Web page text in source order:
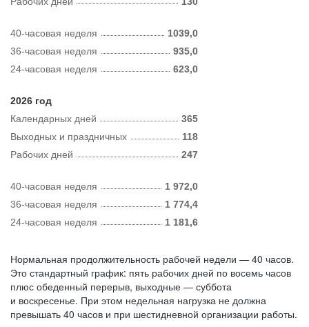
40-часовая неделя
1039,0
36-часовая неделя
935,0
24-часовая неделя
623,0
2026 год
Календарных дней
365
Рабочих дней 247
Выходных и праздничных 118
40-часовая неделя
1 972,0
36-часовая неделя
1 774,4
24-часовая неделя
1 181,6
Нормальная продолжительность рабочей недели — 40 часов.
Это стандартный график: пять рабочих дней по восемь часов
плюс обеденный перерыв, выходные — суббота
и воскресенье. При этом недельная нагрузка не должна
превышать 40 часов и при шестидневной организации работы.